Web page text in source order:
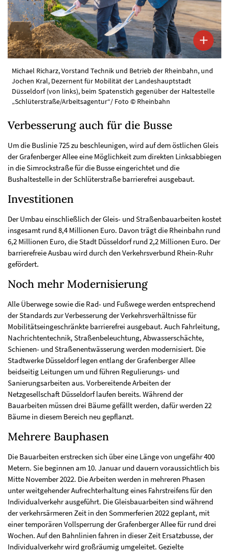
Michael Richarz, Vorstand Technik und Betrieb der Rheinbahn, und
Jochen Kral, Dezernent für Mobilität der Landeshauptstadt
Düsseldorf (von links), beim Spatenstich gegenüber der Haltestelle
„Schlüterstraße/Arbeitsagentur“/ Foto © Rheinbahn
Verbesserung auch für die Busse
Um die Buslinie 725 zu beschleunigen, wird auf dem östlichen Gleis
der Grafenberger Allee eine Möglichkeit zum direkten Linksabbiegen
in die Simrockstraße für die Busse eingerichtet und die
Bushaltestelle in der Schlüterstraße barrierefrei ausgebaut.
Investitionen
Der Umbau einschließlich der Gleis- und Straßenbauarbeiten kostet
insgesamt rund 8,4 Millionen Euro. Davon trägt die Rheinbahn rund
6,2 Millionen Euro, die Stadt Düsseldorf rund 2,2 Millionen Euro. Der
barrierefreie Ausbau wird durch den Verkehrsverbund Rhein-Ruhr
gefördert.
Noch mehr Modernisierung
Alle Überwege sowie die Rad- und Fußwege werden entsprechend
der Standards zur Verbesserung der Verkehrsverhältnisse für
Mobilitätseingeschränkte barrierefrei ausgebaut. Auch Fahrleitung,
Nachrichtentechnik, Straßenbeleuchtung, Abwasserschächte,
Schienen- und Straßenentwässerung werden modernisiert. Die
Stadtwerke Düsseldorf legen entlang der Grafenberger Allee
beidseitig Leitungen um und führen Regulierungs- und
Sanierungsarbeiten aus. Vorbereitende Arbeiten der
Netzgesellschaft Düsseldorf laufen bereits. Während der
Bauarbeiten müssen drei Bäume gefällt werden, dafür werden 22
Bäume in diesem Bereich neu gepflanzt.
Mehrere Bauphasen
Die Bauarbeiten erstrecken sich über eine Länge von ungefähr 400
Metern. Sie beginnen am 10. Januar und dauern voraussichtlich bis
Mitte November 2022. Die Arbeiten werden in mehreren Phasen
unter weitgehender Aufrechterhaltung eines Fahrstreifens für den
Individualverkehr ausgeführt. Die Gleisbauarbeiten sind während
der verkehrsärmeren Zeit in den Sommerferien 2022 geplant, mit
einer temporären Vollsperrung der Grafenberger Allee für rund drei
Wochen. Auf den Bahnlinien fahren in dieser Zeit Ersatzbusse, der
Individualverkehr wird großräumig umgeleitet. Gezielte